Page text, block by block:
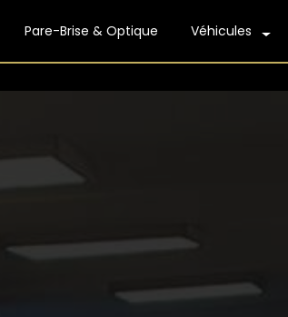
Pare-Brise & Optique Véhicules